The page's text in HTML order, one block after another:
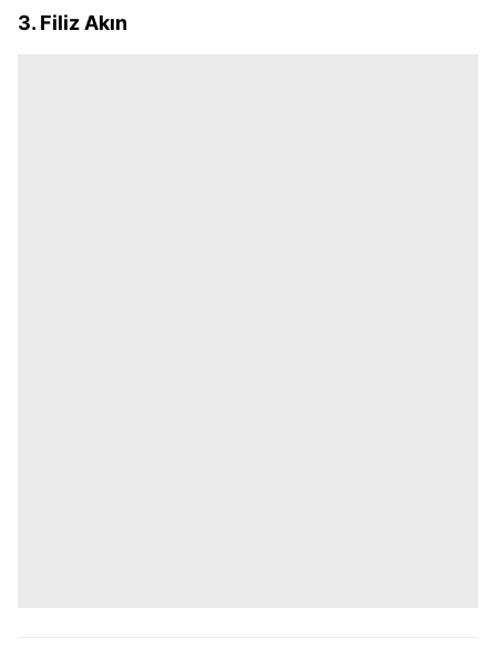
3. Filiz Akın